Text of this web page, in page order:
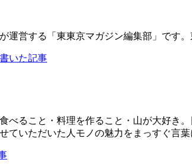
運営する「東東京マガジン編集部」です
いた記事
べること・料理を作ること・山が大好き
ていただいた人モノの魅力をまっすぐ言